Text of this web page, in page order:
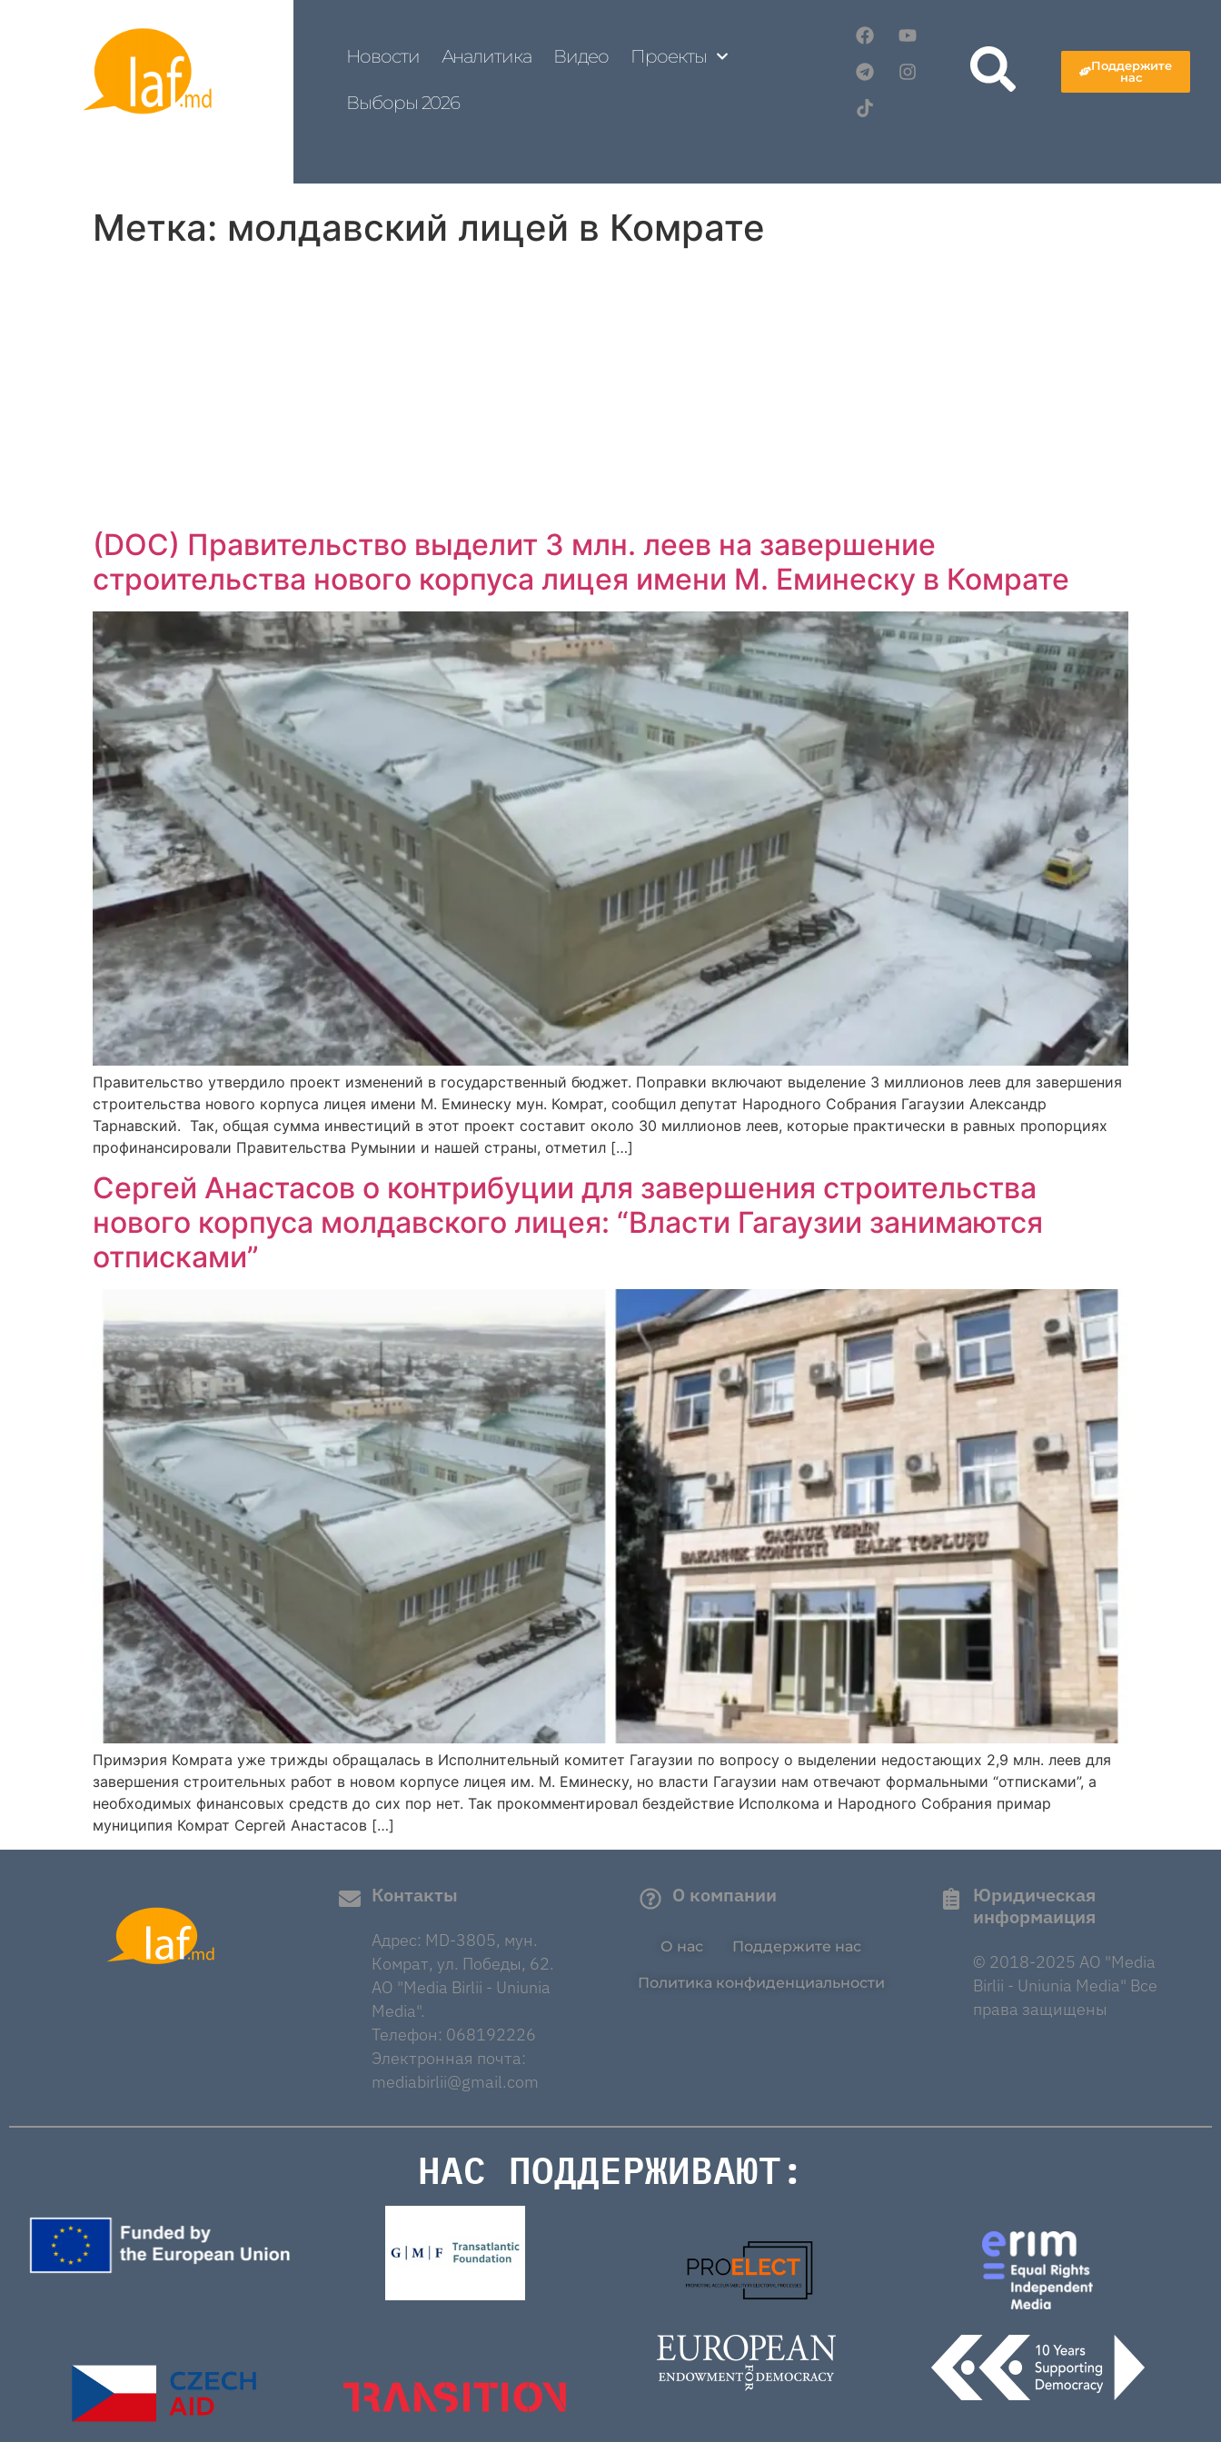
Новости Аналитика Видео Проекты
Выборы 2026
Поддержите
нас
Метка: молдавский лицей в Комрате
(DOC) Правительство выделит 3 млн. леев на завершение
строительства нового корпуса лицея имени М. Еминеску в Комрате
Правительство утвердило проект изменений в государственный бюджет. Поправки включают выделение 3 миллионов леев для завершения
строительства нового корпуса лицея имени М. Еминеску мун. Комрат, сообщил депутат Народного Собрания Гагаузии Александр
Тарнавский. Так, общая сумма инвестиций в этот проект составит около 30 миллионов леев, которые практически в равных пропорциях
профинансировали Правительства Румынии и нашей страны, отметил […]
Сергей Анастасов о контрибуции для завершения строительства
нового корпуса молдавского лицея: “Власти Гагаузии занимаются
отписками”
Примэрия Комрата уже трижды обращалась в Исполнительный комитет Гагаузии по вопросу о выделении недостающих 2,9 млн. леев для
завершения строительных работ в новом корпусе лицея им. М. Еминеску, но власти Гагаузии нам отвечают формальными “отписками”, а
необходимых финансовых средств до сих пор нет. Так прокомментировал бездействие Исполкома и Народного Собрания примар
муниципия Комрат Сергей Анастасов […]
Контакты
Адрес: MD-3805, мун.
Комрат, ул. Победы, 62.
AO "Media Birlii - Uniunia
Media".
Телефон: 068192226
Электронная почта:
mediabirlii@gmail.com
О компании
О нас Поддержите нас
Политика конфиденциальности
Юридическая
информаиция
© 2018-2025 AO "Media
Birlii - Uniunia Media" Все
права защищены
НАС ПОДДЕРЖИВАЮТ: